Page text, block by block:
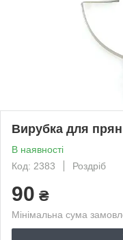
Вирубка для
В наявності
Код: 2383
Роздріб
90 ₴
Мінімальна сума